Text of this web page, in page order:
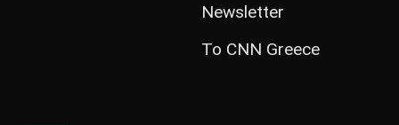
Newsletter
Το CNN Greece